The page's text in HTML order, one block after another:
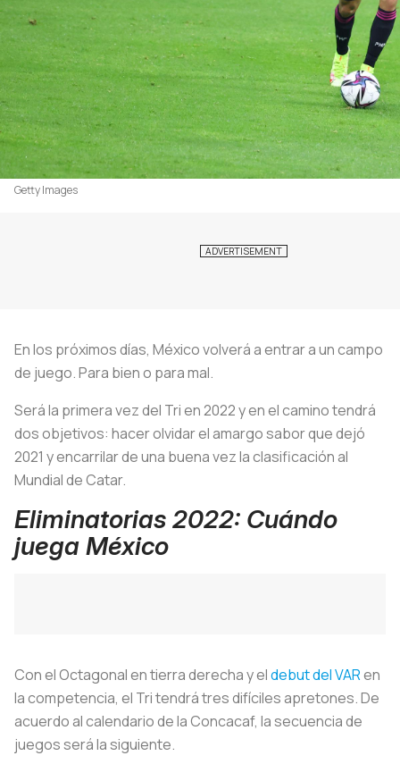
Getty Images
En los próximos días, México volverá a entrar a un campo
de juego. Para bien o para mal.
Será la primera vez del Tri en 2022 y en el camino tendrá
dos objetivos: hacer olvidar el amargo sabor que dejó
2021 y encarrilar de una buena vez la clasificación al
Mundial de Catar.
Eliminatorias 2022: Cuándo
juega México
Con el Octagonal en tierra derecha y eldebut del VARen
la competencia, el Tri tendrá tres difíciles apretones. De
acuerdo al calendario de la Concacaf, la secuencia de
juegos será la siguiente.